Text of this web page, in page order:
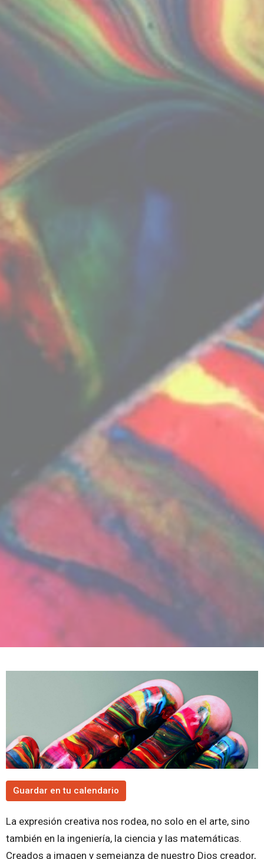
Guardar en tu calendario
La expresión creativa nos rodea, no solo en el arte, sino
también en la ingeniería, la ciencia y las matemáticas.
Creados a imagen y semejanza de nuestro Dios creador,